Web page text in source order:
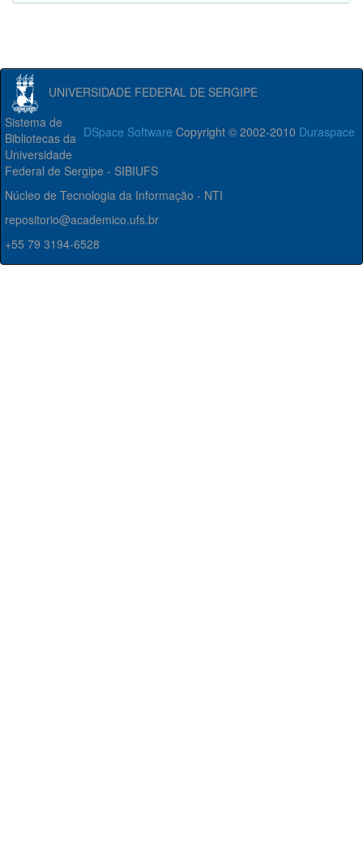
UNIVERSIDADE FEDERAL DE SERGIPE
DSpace Software Copyright © 2002-2010 Duraspace
Sistema de
Bibliotecas da
Universidade
Federal de Sergipe - SIBIUFS
Núcleo de Tecnologia da Informação - NTI
repositorio@academico.ufs.br
+55 79 3194-6528